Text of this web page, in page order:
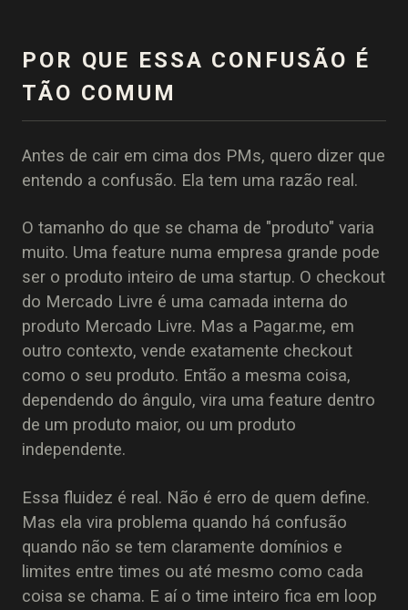
POR QUE ESSA CONFUSÃO É
TÃO COMUM
Antes de cair em cima dos PMs, quero dizer que
entendo a confusão. Ela tem uma razão real.
O tamanho do que se chama de "produto" varia
muito. Uma feature numa empresa grande pode
ser o produto inteiro de uma startup. O checkout
do Mercado Livre é uma camada interna do
produto Mercado Livre. Mas a Pagar.me, em
outro contexto, vende exatamente checkout
como o seu produto. Então a mesma coisa,
dependendo do ângulo, vira uma feature dentro
de um produto maior, ou um produto
independente.
Essa fluidez é real. Não é erro de quem define.
Mas ela vira problema quando há confusão
quando não se tem claramente domínios e
limites entre times ou até mesmo como cada
coisa se chama. E aí o time inteiro fica em loop